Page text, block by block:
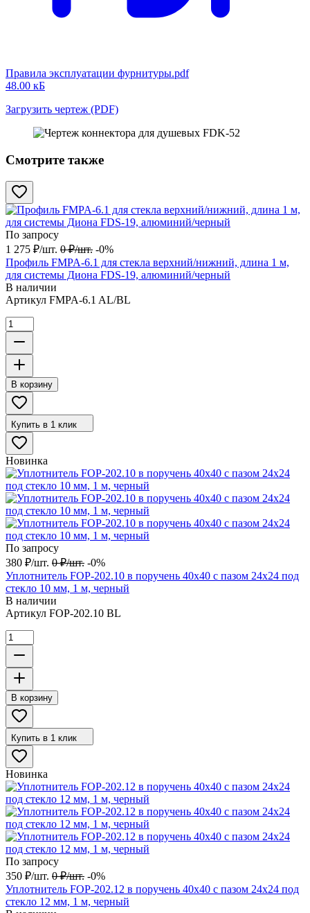
Правила эксплуатации фурнитуры.pdf
48.00 кБ
Загрузить чертеж (PDF)
Смотрите также
По запросу
1 275 ₽/шт. 0 ₽/шт. -0%
Профиль FMPA-6.1 для стекла верхний/нижний, длина 1 м,
для системы Диона FDS-19, алюминий/черный
В наличии
Артикул FMPA-6.1 AL/BL
В корзину
Купить в 1 клик
Новинка
По запросу
380 ₽/шт. 0 ₽/шт. -0%
Уплотнитель FOP-202.10 в поручень 40х40 с пазом 24х24 под
стекло 10 мм, 1 м, черный
В наличии
Артикул FOP-202.10 BL
В корзину
Купить в 1 клик
Новинка
По запросу
350 ₽/шт. 0 ₽/шт. -0%
Уплотнитель FOP-202.12 в поручень 40х40 с пазом 24х24 под
стекло 12 мм, 1 м, черный